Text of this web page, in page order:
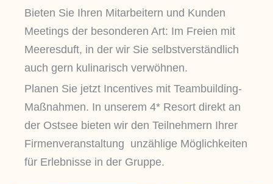
Bieten Sie Ihren Mitarbeitern und Kunden
Meetings der besonderen Art: Im Freien mit
Meeresduft, in der wir Sie selbstverständlich
auch gern kulinarisch verwöhnen.
Planen Sie jetzt Incentives mit Teambuilding-
Maßnahmen. In unserem 4* Resort direkt an
der Ostsee bieten wir den Teilnehmern Ihrer
Firmenveranstaltung unzählige Möglichkeiten
für Erlebnisse in der Gruppe.